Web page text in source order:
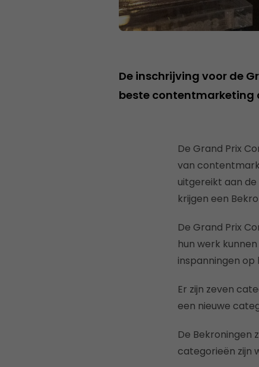
De inschrijving voor de
beste contentmarketing
De Grand Prix
van
uitgereikt aan
krijgen een
De Grand Prix
hun werk
inspanningen
Er zijn zeven
een nieuwe
De Bekroningen
categorieën zijn